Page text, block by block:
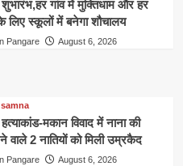
शुभारंभ,हर गांव में मुक्तिधाम और हर
लिए स्कूलों में बनेगा शौचालय
Pangare August 6, 2026
samna
मकान विवाद में नाना की
वाले 2 नातियों को मिली उम्रकैद
Pangare August 6, 2026